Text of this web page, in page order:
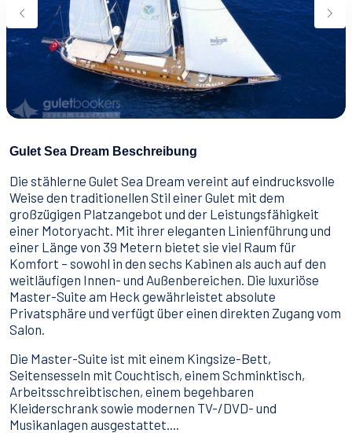
Essen & Trinken
Wie man bucht
Geschäftsbedingungen
Kontakt
Gulet Sea Dream Beschreibung
Die stählerne Gulet Sea Dream vereint auf eindrucksvolle
Weise den traditionellen Stil einer Gulet mit dem
großzügigen Platzangebot und der Leistungsfähigkeit
einer Motoryacht. Mit ihrer eleganten Linienführung und
einer Länge von 39 Metern bietet sie viel Raum für
Komfort – sowohl in den sechs Kabinen als auch auf den
weitläufigen Innen- und Außenbereichen. Die luxuriöse
Master-Suite am Heck gewährleistet absolute
Privatsphäre und verfügt über einen direkten Zugang vom
Salon.
Die Master-Suite ist mit einem Kingsize-Bett,
Seitensesseln mit Couchtisch, einem Schminktisch,
Arbeitsschreibtischen, einem begehbaren
Kleiderschrank sowie modernen TV-/DVD- und
Musikanlagen ausgestattet....